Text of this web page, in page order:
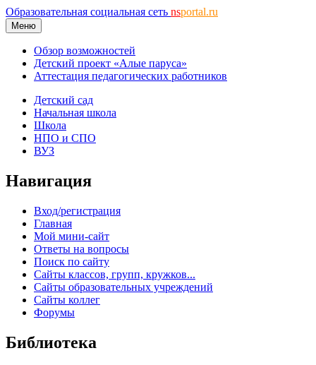
Образовательная социальная сеть nsportal.ru
Меню
Обзор возможностей
Детский проект «Алые паруса»
Аттестация педагогических работников
Детский сад
Начальная школа
Школа
НПО и СПО
ВУЗ
Навигация
Вход/регистрация
Главная
Мой мини-сайт
Ответы на вопросы
Поиск по сайту
Сайты классов, групп, кружков...
Сайты образовательных учреждений
Сайты коллег
Форумы
Библиотека